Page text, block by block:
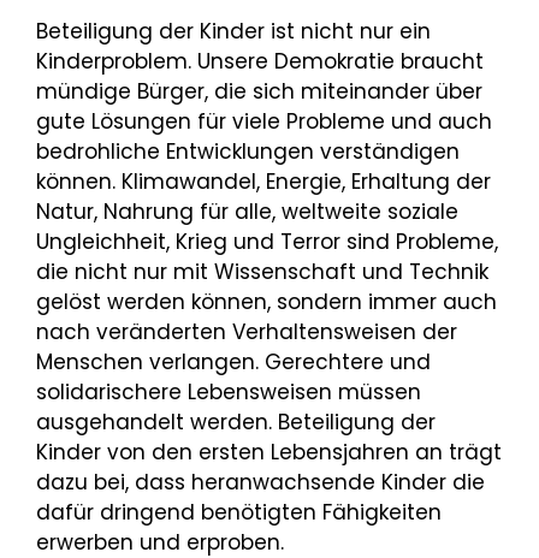
Beteiligung der Kinder ist nicht nur ein
Kinderproblem. Unsere Demokratie braucht
mündige Bürger, die sich miteinander über
gute Lösungen für viele Probleme und auch
bedrohliche Entwicklungen verständigen
können. Klimawandel, Energie, Erhaltung der
Natur, Nahrung für alle, weltweite soziale
Ungleichheit, Krieg und Terror sind Probleme,
die nicht nur mit Wissenschaft und Technik
gelöst werden können, sondern immer auch
nach veränderten Verhaltensweisen der
Menschen verlangen. Gerechtere und
solidarischere Lebensweisen müssen
ausgehandelt werden. Beteiligung der
Kinder von den ersten Lebensjahren an trägt
dazu bei, dass heranwachsende Kinder die
dafür dringend benötigten Fähigkeiten
erwerben und erproben.